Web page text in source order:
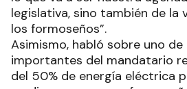
legislativa, sino también de la
los formoseños”.
Asimismo, habló sobre uno
importantes del mandatario
del 50% de energía eléctrica